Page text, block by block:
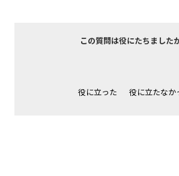
この質問は役にたちました
役に立った 役に立たなか